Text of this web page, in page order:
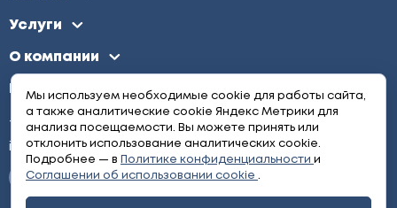
Услуги
О компании
Контакты
+7 (495) 646-17-44
info@diomash.ru
Мы используем необходимые cookie для работы сайта,
а также аналитические cookie Яндекс Метрики для
анализа посещаемости. Вы можете принять или
отклонить использование аналитических cookie.
Подробнее — в
Политике конфиденциальности и
Соглашении об использовании cookie